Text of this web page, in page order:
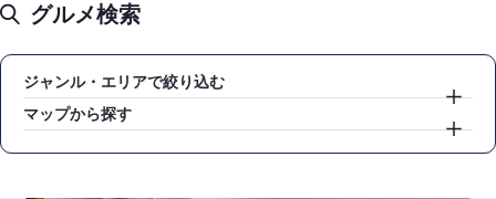
グルメ検索
ジャンル・エリアで絞り込む
マップから探す